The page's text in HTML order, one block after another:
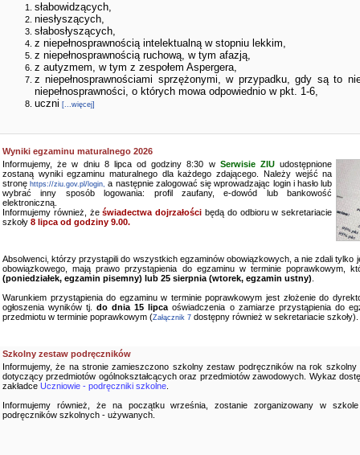
słabowidzących,
niesłyszących,
słabosłyszących,
z niepełnosprawnością intelektualną w stopniu lekkim,
z niepełnosprawnością ruchową, w tym afazją,
z autyzmem, w tym z zespołem Aspergera,
z niepełnosprawnościami sprzężonymi, w przypadku, gdy są to
niepełnosprawności, o których mowa odpowiednio w pkt. 1-6,
uczni [...więcej]
Wyniki egzaminu maturalnego 2026
Informujemy, że w dniu 8 lipca od godziny 8:30 w Serwisie ZIU udostępnione
zostaną wyniki egzaminu maturalnego dla każdego zdającego. Należy wejść na
stronęhttps://ziu.gov.pl/login, a następnie zalogować się wprowadzając login i hasło lub
wybrać inny sposób logowania: profil zaufany, e-dowód lub bankowość
elektroniczną.
Informujemy również, żeświadectwa dojrzałości będą do odbioru w sekretariacie
szkoły 8 lipca od godziny 9.00.
Absolwenci, którzy przystąpili do wszystkich egzaminów obowiązkowych, a nie zdali tylko
obowiązkowego, mają prawo przystąpienia do egzaminu w terminie poprawkowym,
(poniedziałek, egzamin pisemny) lub 25 sierpnia (wtorek, egzamin ustny)
Warunkiem przystąpienia do egzaminu w terminie poprawkowym jest złożenie do
ogłoszenia wyników tj.do dnia 15 lipca oświadczenia o zamiarze przystąpienia do
przedmiotu w terminie poprawkowym (Załącznik 7 dostępny również w sekretariacie szkoły).
Szkolny zestaw podręczników
Informujemy, że na stronie zamieszczono szkolny zestaw podręczników na rok szkolny
dotyczący przedmiotów ogólnokształcących oraz przedmiotów zawodowych. Wykaz
zakładce Uczniowie - podręczniki szkolne
Informujemy również, że na początku września, zostanie zorganizowany w
podręczników szkolnych - używanych.